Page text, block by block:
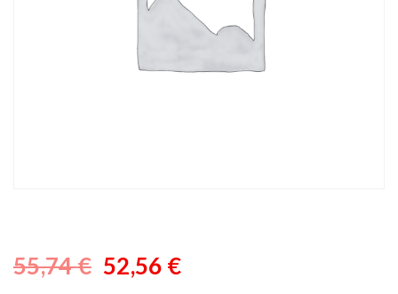
55,74€ 52,56 €